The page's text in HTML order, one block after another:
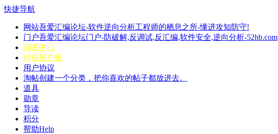
快捷导航
网站吾爱汇编论坛-软件逆向分析工程师的栖息之所-懂进攻知防守!
门户吾爱汇编论坛门户-防破解,反调试,反汇编,软件安全,逆向分析-52hb.com
问答中心
特权用户组
用户协议
淘帖创建一个分类，把你喜欢的帖子都放进去。
道具
勋章
导读
积分
帮助Help